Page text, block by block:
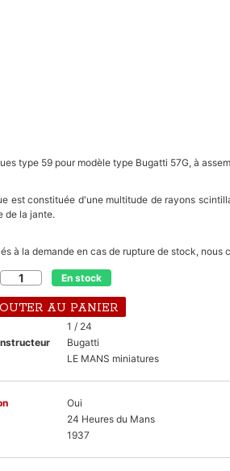
type 59 pour modèle type Bugatti 57G, à
est constituée d'une multitude de rayons
de la jante.
à la demande en cas de rupture de stock,
En stock
AU PANIER
1 / 24
Bugatti
LE MANS miniatures
Oui
24 Heures du Mans
1937